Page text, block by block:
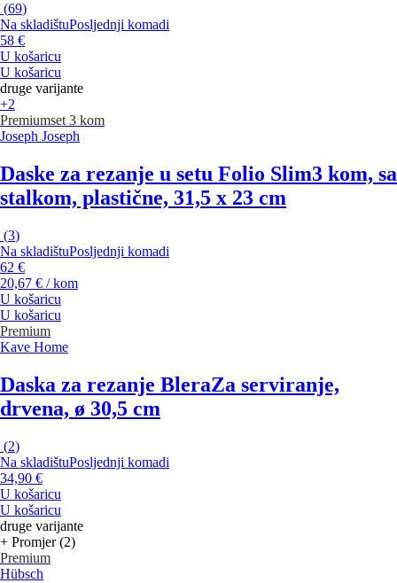
(69)
Na skladištuPosljednji komadi
58 €
U košaricu
U košaricu
druge varijante
+2
Premiumset 3 kom
Joseph Joseph
Daske za rezanje u setu Folio Slim3 kom, sa
stalkom, plastične, 31,5 x 23 cm
(3)
Na skladištuPosljednji komadi
62 €
20,67 € / kom
U košaricu
U košaricu
Premium
Kave Home
Daska za rezanje BleraZa serviranje,
drvena, ø 30,5 cm
(2)
Na skladištuPosljednji komadi
34,90 €
U košaricu
U košaricu
druge varijante
+ Promjer (2)
Premium
Hübsch